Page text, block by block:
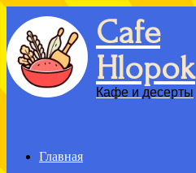
Menu
Cafe
Hlopok
Кафе и десерты
Главная